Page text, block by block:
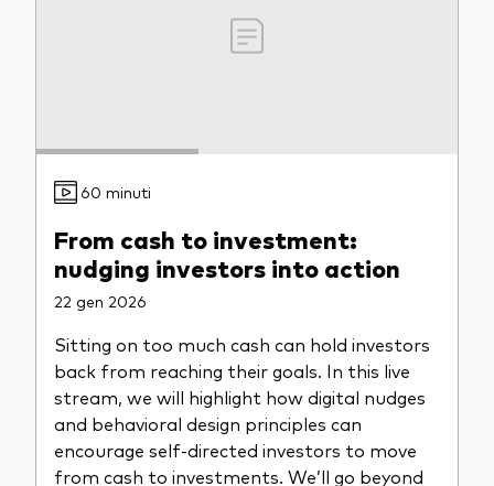
60 minuti
From cash to investment:
nudging investors into action
22 gen 2026
Sitting on too much cash can hold investors
back from reaching their goals. In this live
stream, we will highlight how digital nudges
and behavioral design principles can
encourage self-directed investors to move
from cash to investments. We’ll go beyond